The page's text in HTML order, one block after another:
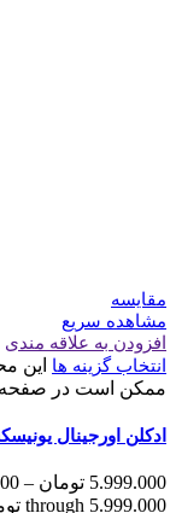
مقایسه
مشاهده سریع
افزودن به علاقه مندی
انتخاب گزینه ها
این
ممکن است در صفحه
ادکلن اورجینال
5.999.000 تومان –
through 5.999.000 تومان